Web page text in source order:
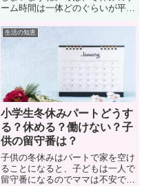
ーム時間は一体どのぐらいが平均
た小学生の我が子がゲームしてい
るのだけど、他の家庭では子供の
１日のゲーム時間をどれくらい
か？知りたがっている母親も多
い。ここでは、冬休みに入った子
供のゲーム時間の平均について紹
介。
生活の知恵
小学生冬休みパートどうす
る？休める？働けない？子
供の留守番は？
子供の冬休みはパートで家を空け
ることになると、子どもは一人で
留守番になるのでママは不安で